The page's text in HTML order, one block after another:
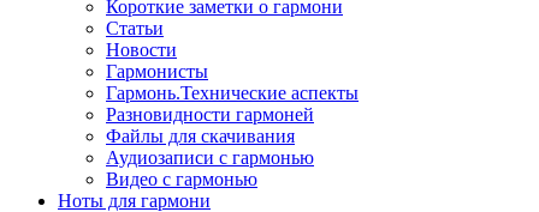
Короткие заметки о гармони
Cтатьи
Новости
Гармонисты
Гармонь.Технические аспекты
Разновидности гармоней
Файлы для скачивания
Аудиозаписи с гармонью
Видео с гармонью
Ноты для гармони